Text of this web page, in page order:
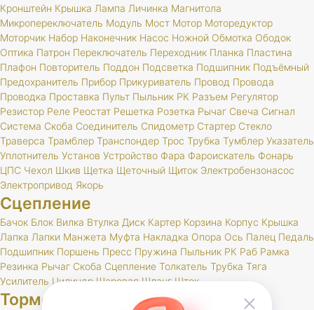
Кронштейн Крышка Лампа Личинка Магнитола
Микропереключатель Модуль Мост Мотор Моторедуктор
Моторчик Набор Наконечник Насос Ножной Обмотка Ободок
Оптика Патрон Переключатель Переходник Планка Пластина
Плафон Повторитель Поддон Подсветка Подшипник Подъёмный
Предохранитель Прибор Прикуриватель Провод Провода
Проводка Проставка Пульт Пыльник РК Разъем Регулятор
Резистор Реле Реостат Решетка Розетка Рычаг Свеча Сигнал
Система Скоба Соединитель Спидометр Стартер Стекло
Траверса Трамблер Транспондер Трос Трубка Тумблер Указатель
Уплотнитель Установ Устройство Фара Фароискатель Фонарь
ЦПС Чехол Шкив Щетка Щеточный Щиток Электробензонасос
Электропривод Якорь
Сцепление
Бачок Блок Вилка Втулка Диск Картер Корзина Корпус Крышка
Лапка Лапки Манжета Муфта Накладка Опора Ось Палец Педаль
Подшипник Поршень Пресс Пружина Пыльник РК Раб Рамка
Резинка Рычаг Скоба Сцепление Толкатель Трубка Тяга
Усилитель Цилиндр Шаровая Шланг Шток
Тормоза